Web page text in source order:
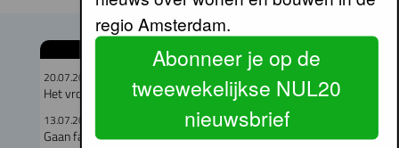
GERELATEERDE ARTIKELEN
20.07.2026
Het vrouwelijk perspectief bij gebiedsontwikkeling
13.07.2026
Gaan fabriekswoningen het woningtekort lenigen?
regio Amsterdam.
Abonneer je op de
tweewekelijkse NUL20
nieuwsbrief